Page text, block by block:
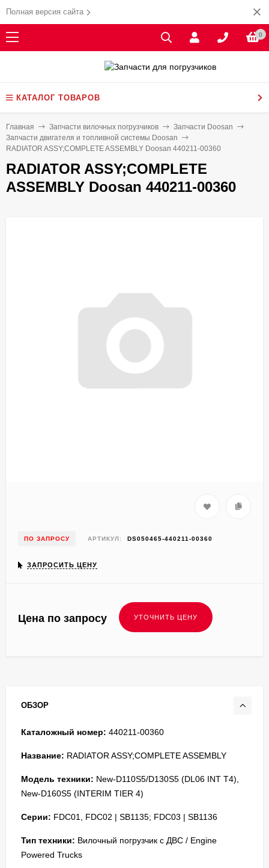
Полная версия сайта
0
КАТАЛОГ ТОВАРОВ
Главная Запчасти вилочных погрузчиков
Запчасти Doosan
Запчасти двигателя и топливной системы Doosan
RADIATOR ASSY;COMPLETE ASSEMBLY Doosan 440211-00360
RADIATOR ASSY;COMPLETE
ASSEMBLY Doosan 440211-00360
ПО ЗАПРОСУ АРТИКУЛ: DS050465-440211-00360
ЗАПРОСИТЬ ЦЕНУ
Цена по запросу
ОБЗОР
Каталожный номер: 440211-00360
Название: RADIATOR ASSY;COMPLETE ASSEMBLY
Модель техники: New-D110S5/D130S5 (DL06 INT T4),
New-D160S5 (INTERIM TIER 4)
Серии: FDC01, FDC02 | SB1135; FDC03 | SB1136
Тип техники: Вилочный погрузчик с ДВС / Engine
Powered Trucks